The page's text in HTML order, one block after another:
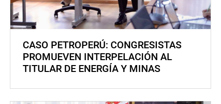
CASO PETROPERÚ: CONGRESISTAS
PROMUEVEN INTERPELACIÓN AL
TITULAR DE ENERGÍA Y MINAS